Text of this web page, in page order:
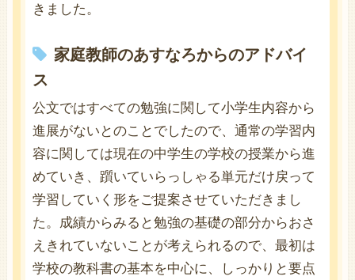
きました。
家庭教師のあすなろからのアドバイ
ス
公文ではすべての勉強に関して小学生内容から
進展がないとのことでしたので、通常の学習内
容に関しては現在の中学生の学校の授業から進
めていき、躓いていらっしゃる単元だけ戻って
学習していく形をご提案させていただきまし
た。成績からみると勉強の基礎の部分からおさ
えきれていないことが考えられるので、最初は
学校の教科書の基本を中心に、しっかりと要点